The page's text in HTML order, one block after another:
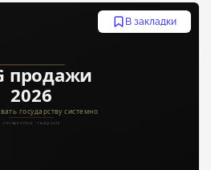
В закладки